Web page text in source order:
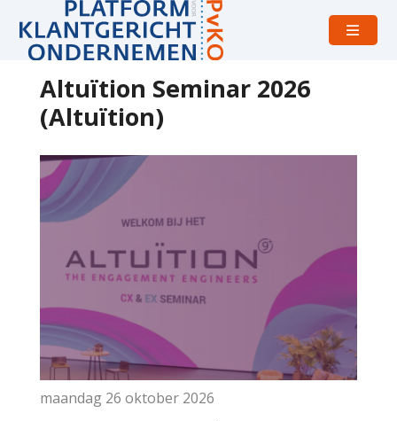
Open
Altuïtion Seminar 2026
(Altuïtion)
maandag 26 oktober 2026